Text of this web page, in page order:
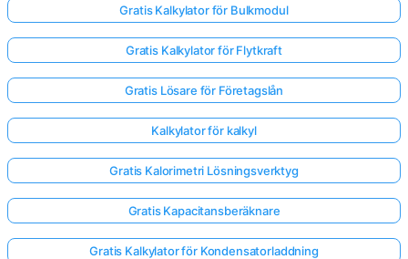
Gratis Kalkylator för Bulkmodul
Gratis Kalkylator för Flytkraft
Gratis Lösare för Företagslån
Kalkylator för kalkyl
Gratis Kalorimetri Lösningsverktyg
Gratis Kapacitansberäknare
Gratis Kalkylator för Kondensatorladdning